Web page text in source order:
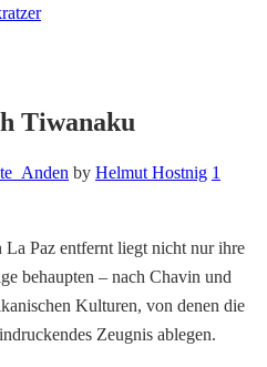
Tiwanaku
by Helmut Hostnig 1
Paz entfernt liegt nicht nur ihre
behaupten – nach Chavin und
Kulturen, von denen die
Zeugnis ablegen.